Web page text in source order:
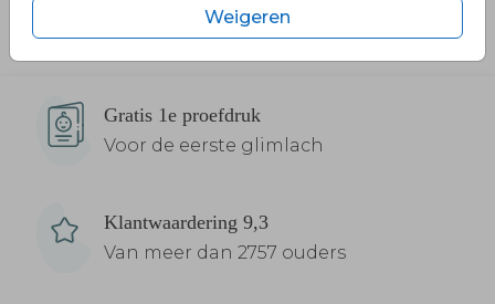
Weigeren
Gratis 1e proefdruk
Voor de eerste glimlach
Klantwaardering 9,3
Van meer dan 2757 ouders